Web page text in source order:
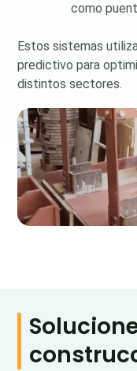
como
Estos sistemas
predictivo para
distintos sectores.